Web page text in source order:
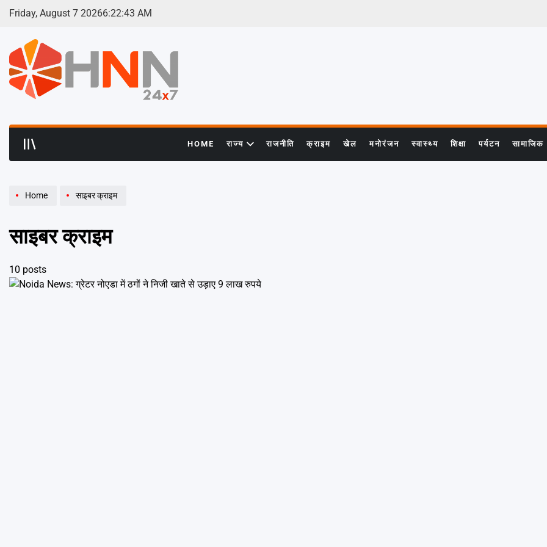
Skip
Friday, August 7 20266:22:43 AM
HOME राज्य राजनीति क्राइम खेल मनोरंजन स्वास्थ्य शिक्षा पर्यटन सामाजिक
Home साइबर क्राइम
साइबर क्राइम
10 posts